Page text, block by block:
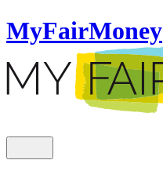
MyFairMoney